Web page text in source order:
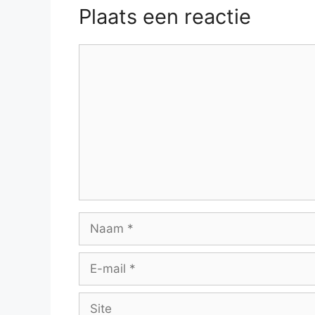
Plaats een reactie
Naam
Site